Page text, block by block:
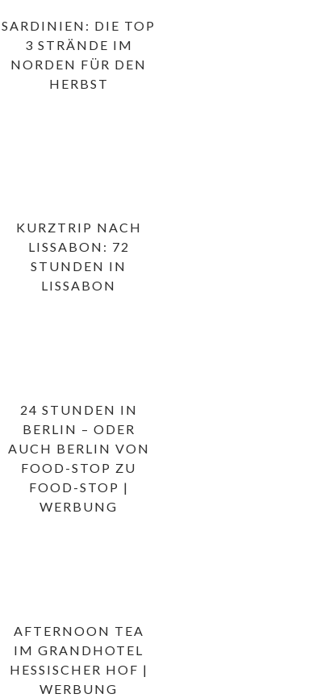
SARDINIEN: DIE TOP
3 STRÄNDE IM
NORDEN FÜR DEN
HERBST
KURZTRIP NACH
LISSABON: 72
STUNDEN IN
LISSABON
24 STUNDEN IN
BERLIN – ODER
AUCH BERLIN VON
FOOD-STOP ZU
FOOD-STOP |
WERBUNG
AFTERNOON TEA
IM GRANDHOTEL
HESSISCHER HOF |
WERBUNG